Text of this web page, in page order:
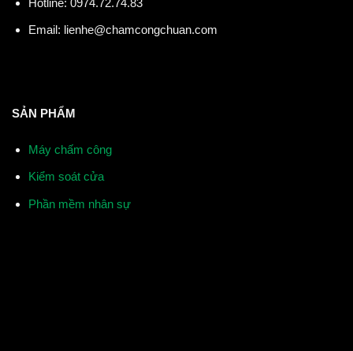
Email: lienhe@chamcongchuan.com
SẢN PHẨM
Máy chấm công
Kiểm soát cửa
Phần mềm nhân sự